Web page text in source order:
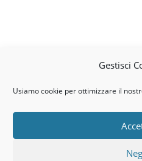
Gestisci
Usiamo cookie per ottimizzare il
Via